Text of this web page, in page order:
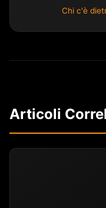
Chi c'è
Articoli